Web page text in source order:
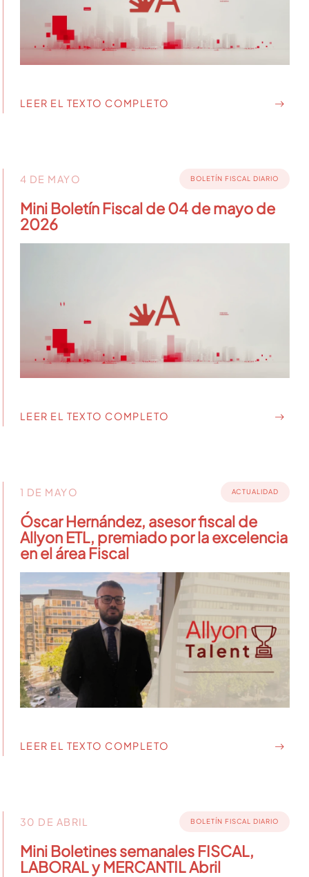
LEER EL TEXTO COMPLETO
4 DE MAYO BOLETÍN FISCAL DIARIO
Mini Boletín Fiscal de 04 de mayo de
2026
LEER EL TEXTO COMPLETO
1 DE MAYO ACTUALIDAD
Óscar Hernández, asesor fiscal de
Allyon ETL, premiado por la excelencia
en el área Fiscal
LEER EL TEXTO COMPLETO
30 DE ABRIL BOLETÍN FISCAL DIARIO
Mini Boletines semanales FISCAL,
LABORAL y MERCANTIL Abril